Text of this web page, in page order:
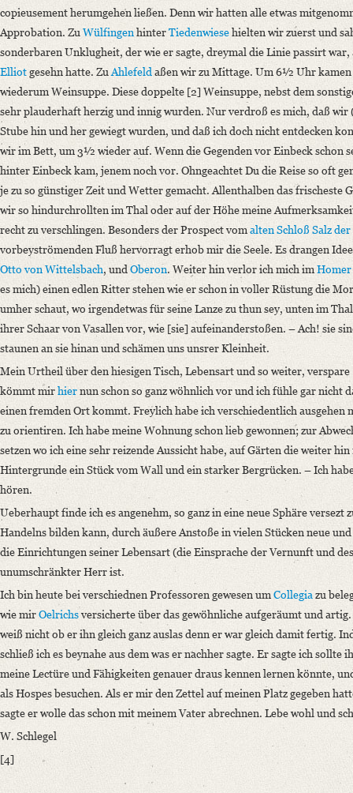
Manuscript
Provider: Leipzig, Universitätsbibliothek
Classification Number: II A IV 1528
Number of Pages: 4 S.
Language
German
copieusement herumgehen ließen. Denn wir hatten alle etwas
Approbation. Zu WülfingenhinterTiedenwiesehielten wir zuerst und
sonderbaren Unklugheit, der wie er sagte, dreymal die Linie passirt
Elliotgesehn hatte. Zu Ahlefeld aßen wir zu Mittage. Um 6½ Uhr
wiederum Weinsuppe. Diese doppelte [2] Weinsuppe, nebst dem
sehr plauderhaft herzig und innig wurden. Nur verdroß es mich, daß wir
Stube hin und her gewiegt wurden, und daß ich doch nicht entdecken
wir im Bett, um 3½ wieder auf. Wenn die Gegenden vor Einbeck schon
hinter Einbeck kam, jenem noch vor. Ohngeachtet Du die Reise so oft
je zu so günstiger Zeit und Wetter gemacht. Allenthalben das frischeste
wir so hindurchrollten im Thal oder auf der Höhe meine
recht zu verschlingen. Besonders der Prospect vomalten SchloßSalz
vorbeyströmenden Fluß hervorragt erhob mir die Seele. Es drangen
Otto von Wittelsbach, und Oberon. Weiter hin verlor ich mich imHomer
es mich) einen edlen Ritter stehen wie er schon in voller Rüstung die
umher schaut, wo irgendetwas für seine Lanze zu thun sey, unten im
ihrer Schaar von Vasallen vor, wie [sie] aufeinanderstoßen. –Ach! sie
staunen an sie hinan und schämen uns unsrer Kleinheit.
Mein Urtheil über den hiesigen Tisch, Lebensart und so weiter,
kömmt mirhiernun schon so ganz wöhnlich vor und ich fühle gar nicht
einen fremden Ort kommt. Freylich habe ich verschiedentlich ausgehen
zu orientiren. Ich habe meine Wohnung schon lieb gewonnen; zur
setzen wo ich eine sehr reizende Aussicht habe, auf Gärten die weiter
Hintergrunde ein Stück vom Wall und ein starker Bergrücken. – Ich
hören.
Ueberhaupt finde ich es angenehm, so ganz in eine neue Sphäre versezt
Handelns bilden kann, durch äußere Anstoße in vielen Stücken neue
die Einrichtungen seiner Lebensart (die Einsprache der Vernunft und
unumschränkter Herr ist.
Ich bin heute bei verschiednen Professoren gewesen umCollegia zu
wie mirOelrichsversicherte über das gewöhnliche aufgeräumt und
weiß nicht ob er ihn gleich ganz auslas denn er war gleich damit fertig.
schließ ich es beynahe aus dem was er nachher sagte. Er sagte ich
meine Lectüre und Fähigkeiten genauer draus kennen lernen könnte,
als Hospes besuchen. Als er mir den Zettel auf meinen Platz gegeben
sagte er wolle das schon mit meinem Vater abrechnen. Lebe wohl und
W. Schlegel
[4]